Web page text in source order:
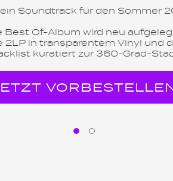
Soundtrack für den Sommer
Best Of-Album wird neu
2LP in transparentem Vinyl und
kuratiert zur 360-Grad-